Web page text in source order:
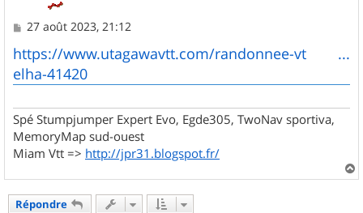
M
s
s
a
g
27 août 2023, 21:12
https://www.utagawavtt.com/randonnee-vt ...
elha-41420
Spé Stumpjumper Expert Evo, Egde305, TwoNav sportiva,
MemoryMap sud-ouest
Miam Vtt => http://jpr31.blogspot.fr/
a
Répondre